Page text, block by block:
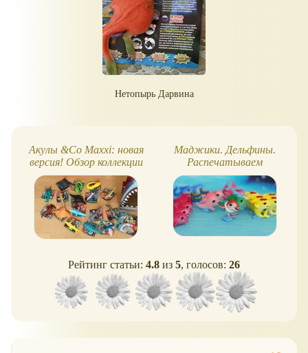
Нетопырь Дарвина
Акулы &Co Maxxi: новая
версия! Обзор коллекции
Маджики. Дельфины.
Распечатываем
пакетики!
Рейтинг статьи: 4.8 из 5, голосов: 26